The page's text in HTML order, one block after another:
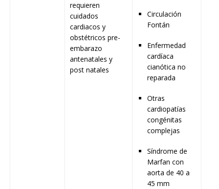
requieren
cuidados
cardiacos y
obstétricos pre-
embarazo
antenatales y
post natales
Circulación
Fontán
Enfermedad
cardíaca
cianótica no
reparada
Otras
cardiopatías
congénitas
complejas
Síndrome de
Marfan con
aorta de 40 a
45 mm